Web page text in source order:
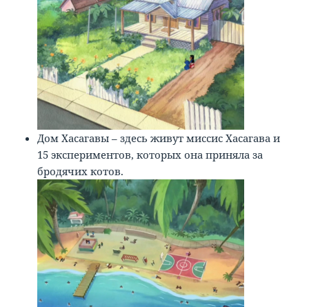
Дом Хасагавы – здесь живут миссис Хасагава и
15 экспериментов, которых она приняла за
бродячих котов.